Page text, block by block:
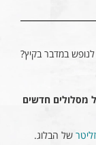
במדבר בקיץ?
מסלולים חדשים
של הבלוג.